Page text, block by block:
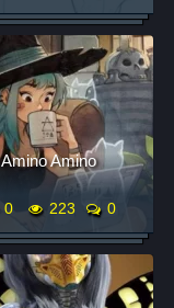
Amino Amino
0 223 0